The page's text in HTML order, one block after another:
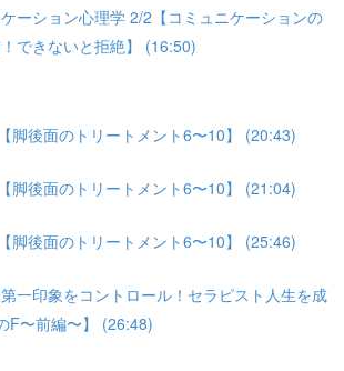
ーション心理学 2/2【コミュニケーションの
できないと拒絶】 (16:50)
脚後面のトリートメント6〜10】 (20:43)
脚後面のトリートメント6〜10】 (21:04)
脚後面のトリートメント6〜10】 (25:46)
一印象をコントロール！セラピスト人生を成
F〜前編〜】 (26:48)